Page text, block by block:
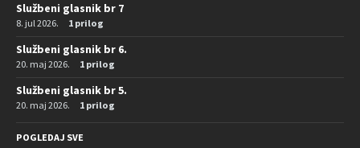
Službeni glasnik br 7
8. jul 2026. 1 prilog
Službeni glasnik br 6.
20. maj 2026. 1 prilog
Službeni glasnik br 5.
20. maj 2026. 1 prilog
POGLEDAJ SVE